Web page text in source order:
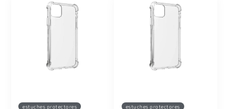
estuches protectores estuches protectores